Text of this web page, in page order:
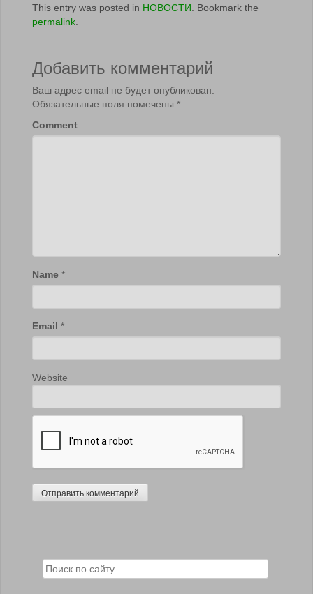
This entry was posted in НОВОСТИ . Bookmark the
permalink
Добавить комментарий
Ваш адрес email не будет опубликован.
Обязательные поля помечены *
Comment
Name *
Email *
Website
Search for: